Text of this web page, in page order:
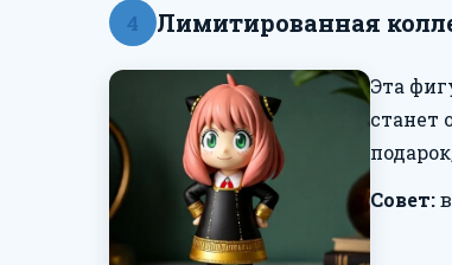
4 Лимитированная
Эта
станет
Совет: